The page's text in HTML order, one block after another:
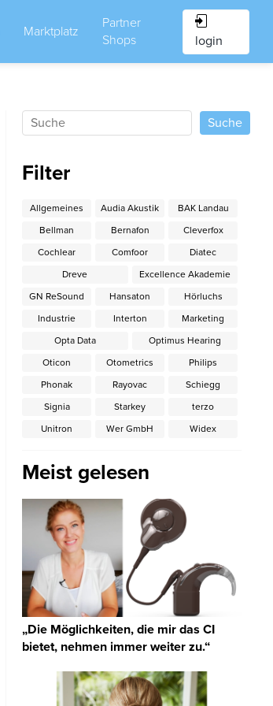
Marktplatz
Partner
Shops
login
Filter
Allgemeines Audia Akustik
BAK Landau
Bellman
Bernafon
Cleverfox
Cochlear
Comfoor
Diatec
Dreve
Excellence Akademie
GN ReSound
Hansaton
Hörluchs
Industrie
Interton
Marketing
Opta Data
Optimus Hearing
Oticon
Otometrics
Philips
Phonak
Rayovac
Schiegg
Signia
Starkey
terzo
Unitron
Wer GmbH Widex
Meist gelesen
„Die Möglichkeiten, die mir das CI
bietet, nehmen immer weiter zu.“